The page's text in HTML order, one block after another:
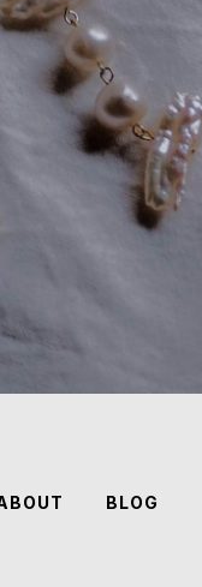
BLOG